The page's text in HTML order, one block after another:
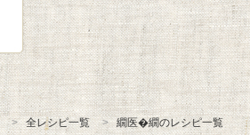
全レシピ一覧 繝医�繝のレシピ一覧